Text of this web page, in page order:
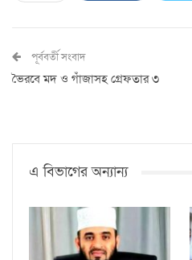
পূর্ববর্তী সংবাদ
ভৈরবে মদ ও গাঁজাসহ গ্রেফতার ৩
এ বিভাগের অন্যান্য